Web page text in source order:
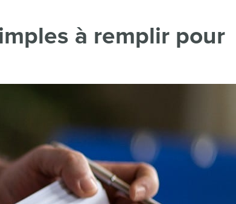
à remplir pour